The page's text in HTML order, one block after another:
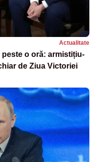
Actualitate
o oră: armistițiu-
de Ziua Victoriei